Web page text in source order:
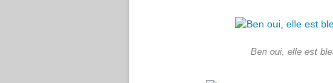
Ben oui, elle est